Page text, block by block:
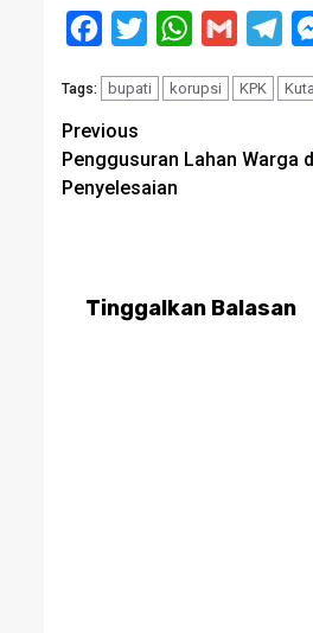
Facebook
Twitter WhatsApp
Gmail
Tags: bupati korupsi KPK
Post
navigation
Previous
Penggusuran Lahan Warga
Penyelesaian
Tinggalkan Balasan